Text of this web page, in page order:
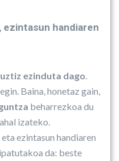
ezintasun handiaren
ezinduta dago
Baina, honetaz gain,
beharrezkoa du
izateko.
ezintasun handiaren
da: beste